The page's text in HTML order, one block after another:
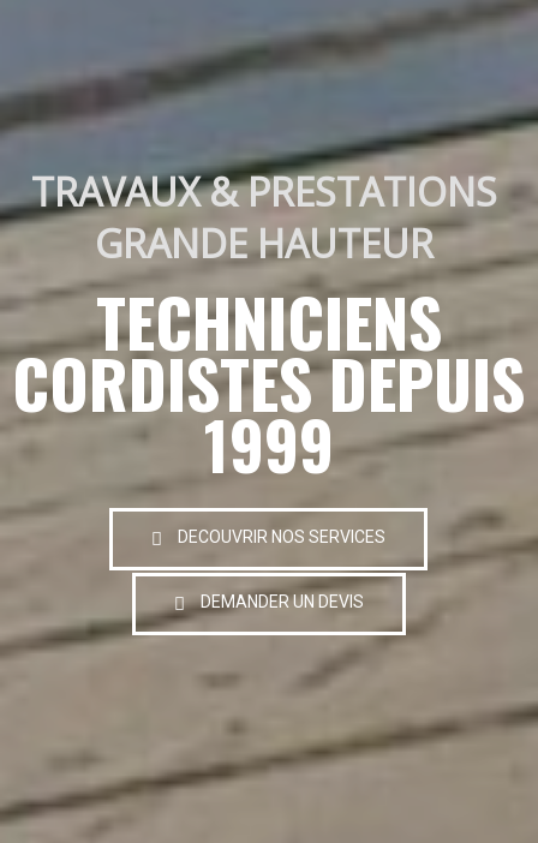
TRAVAUX & PRESTATIONS
GRANDE HAUTEUR
TECHNICIENS
CORDISTES DEPUIS
1999
DECOUVRIR NOS SERVICES
DEMANDER UN DEVIS